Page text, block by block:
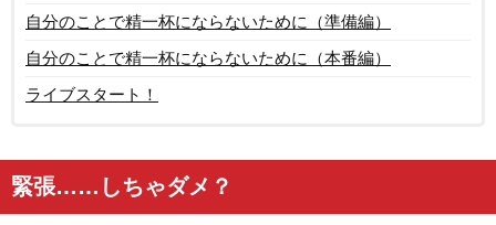
自分のことで精一杯にならないために（準備編）
自分のことで精一杯にならないために（本番編）
ライブスタート！
緊張……しちゃダメ？